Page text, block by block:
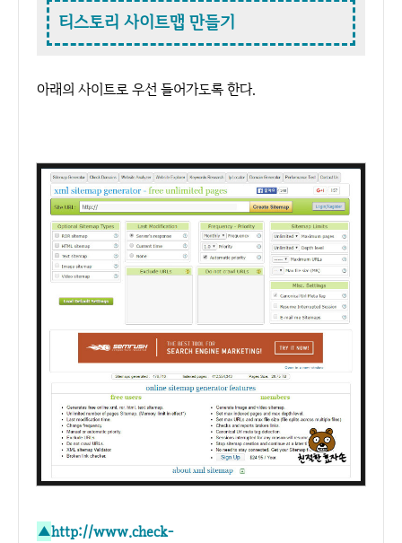
티스토리 사이트맵 만들기
아래의 사이트로 우선 들어가도록 한다.
▲http://www.check-